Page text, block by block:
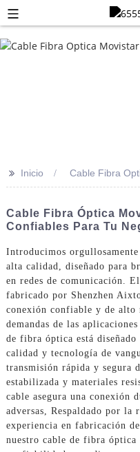
>> Inicio Cable Fibra
Cable Fibra Óptica
Confiables Para Tu
Introducimos orgullosamente
alta calidad, diseñado para
en redes de comunicación.
fabricado por Shenzhen
conexión confiable y de alto
demandas de las
de fibra óptica está
calidad y tecnología de
transmisión rápida y segura
estabilizada y materiales
cable asegura una conexión
adversas, Respaldado por
experiencia en fabricación
nuestro cable de fibra